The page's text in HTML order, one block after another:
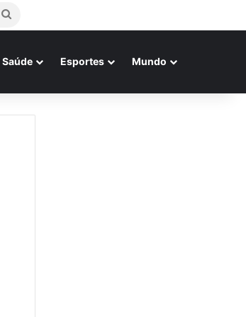
Procurar
Saúde Esportes Mundo